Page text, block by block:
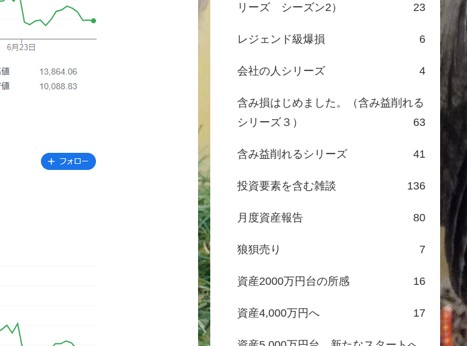
リーズ シーズン2）
23
レジェンド級爆損 6
会社の人シリーズ 4
含み損はじめました。（含み益削れる
シリーズ３）
63
含み益削れるシリーズ 41
投資要素を含む雑談 136
月度資産報告 80
狼狽売り 7
資産2000万円台の所感 16
資産4,000万円へ 17